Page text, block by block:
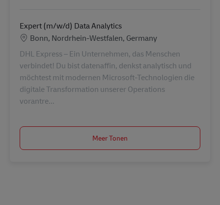
Expert (m/w/d) Data Analytics
Locatie
Bonn, Nordrhein-Westfalen, Germany
DHL Express – Ein Unternehmen, das Menschen
verbindet! Du bist datenaffin, denkst analytisch und
möchtest mit modernen Microsoft-Technologien die
digitale Transformation unserer Operations
vorantre...
Meer Tonen